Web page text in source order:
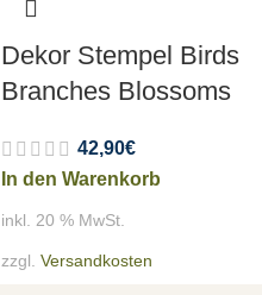
Dekor Stempel Birds
Branches Blossoms
42,90€
In den Warenkorb
inkl. 20 % MwSt.
zzgl. Versandkosten